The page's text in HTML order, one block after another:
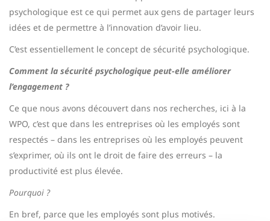
psychologique est ce qui permet aux gens de partager leurs
idées et de permettre à l’innovation d’avoir lieu.
C’est essentiellement le concept de sécurité psychologique.
Comment la sécurité psychologique peut-elle améliorer
l’engagement ?
Ce que nous avons découvert dans nos recherches, ici à la
WPO, c’est que dans les entreprises où les employés sont
respectés – dans les entreprises où les employés peuvent
s’exprimer, où ils ont le droit de faire des erreurs – la
productivité est plus élevée.
Pourquoi ?
En bref, parce que les employés sont plus motivés.